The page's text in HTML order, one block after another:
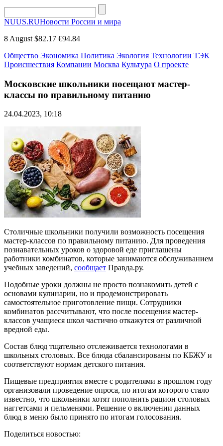
NUUS.RUНовости России и мира
8 August $82.17 €94.84
Общество Экономика Политика Экология Технологии ТЭК
Происшествия Компании Москва Культура О проекте
Московские школьники посещают мастер-
классы по правильному питанию
24.04.2023, 10:18
Столичные школьники получили возможность посещения
мастер-классов по правильному питанию. Для проведения
познавательных уроков о здоровой еде приглашены
работники комбинатов, которые занимаются обслуживанием
учебных заведений, сообщает Правда.ру.
Подобные уроки должны не просто познакомить детей с
основами кулинарии, но и продемонстрировать
самостоятельное приготовление пищи. Сотрудники
комбинатов рассчитывают, что после посещения мастер-
классов учащиеся школ частично откажутся от различной
вредной еды.
Состав блюд тщательно отслеживается технологами в
школьных столовых. Все блюда сбалансированы по КБЖУ и
соответствуют нормам детского питания.
Пищевые предприятия вместе с родителями в прошлом году
организовали проведение опроса, по итогам которого стало
известно, что школьники хотят пополнить рацион столовых
наггетсами и пельменями. Решение о включении данных
блюд в меню было принято по итогам голосования.
Поделиться новостью: